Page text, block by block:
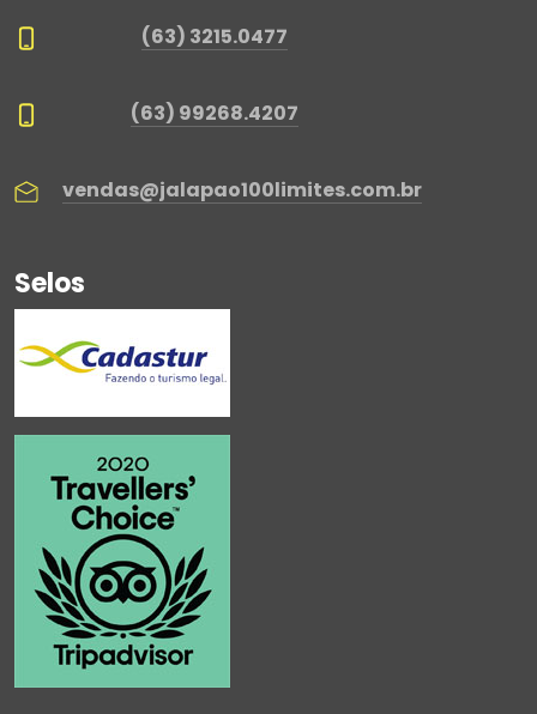
(63) 3215.0477
(63) 99268.4207
vendas@jalapao100limites.com.br
Selos